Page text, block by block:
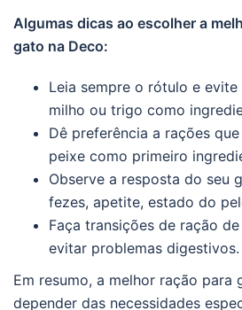
Algumas dicas ao escolher a
gato na Deco:
Leia sempre o rótulo e
milho ou trigo como
Dê preferência a rações
peixe como primeiro
Observe a resposta do seu
fezes, apetite, estado do
Faça transições de ração
evitar problemas digestivos.
Em resumo, a melhor ração para
depender das necessidades